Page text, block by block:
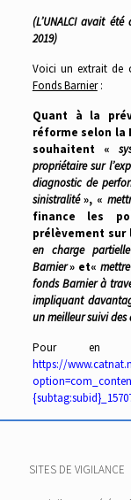
(L’UNALCI avait
2019)
Voici un extrait de
Fonds Barnier:
Quant à la
réforme selon la
souhaitent «
propriétaire sur
diagnostic de
sinistralité», «
finance les
prélèvement sur
en charge
Barnier» et«
fonds Barnier à
impliquant
un meilleur suivi des
Pour en
https://
SITES DE VIGILANCE